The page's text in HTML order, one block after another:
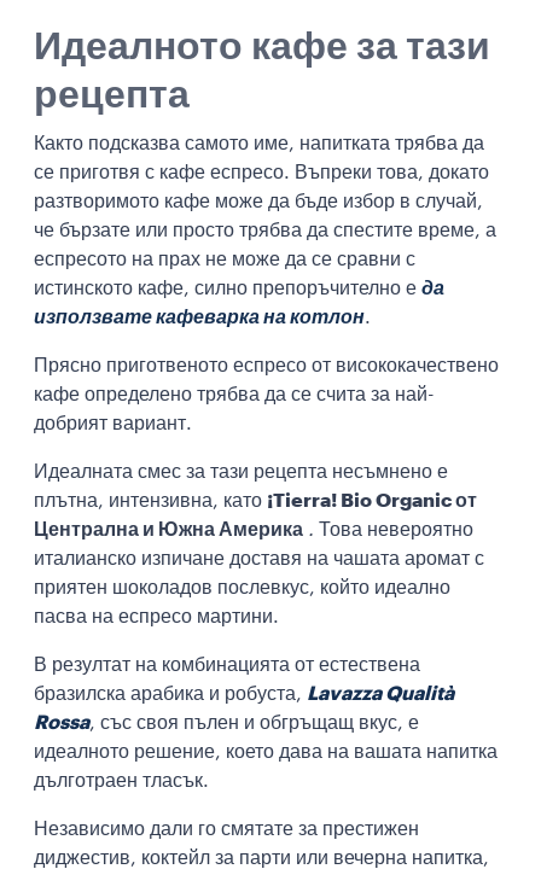
Идеалното кафе за тази
рецепта
Както подсказва самото име, напитката трябва да
се приготвя с кафе еспресо. Въпреки това, докато
разтворимото кафе може да бъде избор в случай,
че бързате или просто трябва да спестите време, а
еспресото на прах не може да се сравни с
истинското кафе, силно препоръчително е да
използвате кафеварка на котлон.
Прясно приготвеното еспресо от висококачествено
кафе определено трябва да се счита за най-
добрият вариант.
Идеалната смес за тази рецепта несъмнено е
плътна, интензивна, като ¡Tierra! Bio Organic от
Централна и Южна Америка . Това невероятно
италианско изпичане доставя на чашата аромат с
приятен шоколадов послевкус, който идеално
пасва на еспресо мартини.
В резултат на комбинацията от естествена
бразилска арабика и робуста, Lavazza Qualità
Rossa, със своя пълен и обгръщащ вкус, е
идеалното решение, което дава на вашата напитка
дълготраен тласък.
Независимо дали го смятате за престижен
диджестив, коктейл за парти или вечерна напитка,